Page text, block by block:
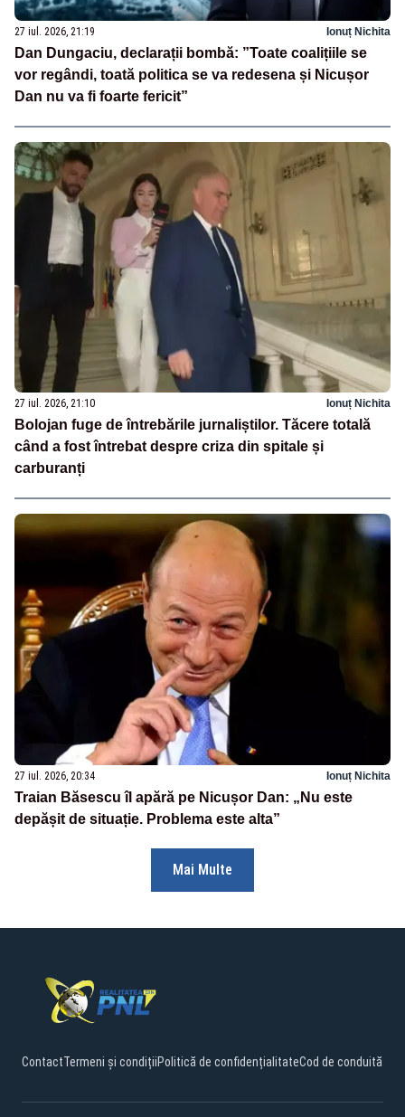
27 iul. 2026, 21:19 Ionuț Nichita
Dan Dungaciu, declarații bombă: ”Toate coalițiile se
vor regândi, toată politica se va redesena și Nicușor
Dan nu va fi foarte fericit”
27 iul. 2026, 21:10 Ionuț Nichita
Bolojan fuge de întrebările jurnaliștilor. Tăcere totală
când a fost întrebat despre criza din spitale și
carburanți
27 iul. 2026, 20:34 Ionuț Nichita
Traian Băsescu îl apără pe Nicușor Dan: „Nu este
depășit de situație. Problema este alta”
Mai Multe
ContactTermeni și condițiiPolitică de confidențialitateCod de conduită